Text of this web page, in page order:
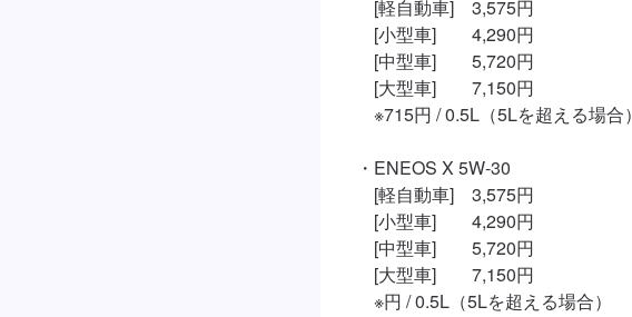
[軽自動車]　3,575円
[小型車]　　4,290円
[中型車]　　5,720円
[大型車]　　7,150円
※715円 / 0.5L（5Lを超える場合）
・ENEOS X 5W-30
[軽自動車]　3,575円
[小型車]　　4,290円
[中型車]　　5,720円
[大型車]　　7,150円
※円 / 0.5L（5Lを超える場合）